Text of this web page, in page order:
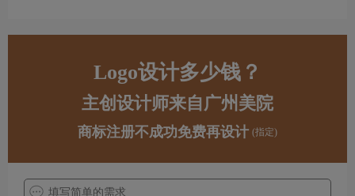
Logo设计多少钱？
主创设计师来自广州美院
商标注册不成功免费再设计 (指定)